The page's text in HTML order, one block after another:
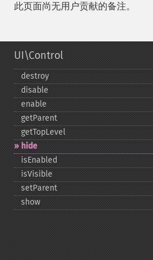
此页面尚无用户贡献的备注。
UI\Control
destroy
disable
enable
getParent
getTopLevel
hide
isEnabled
isVisible
setParent
show